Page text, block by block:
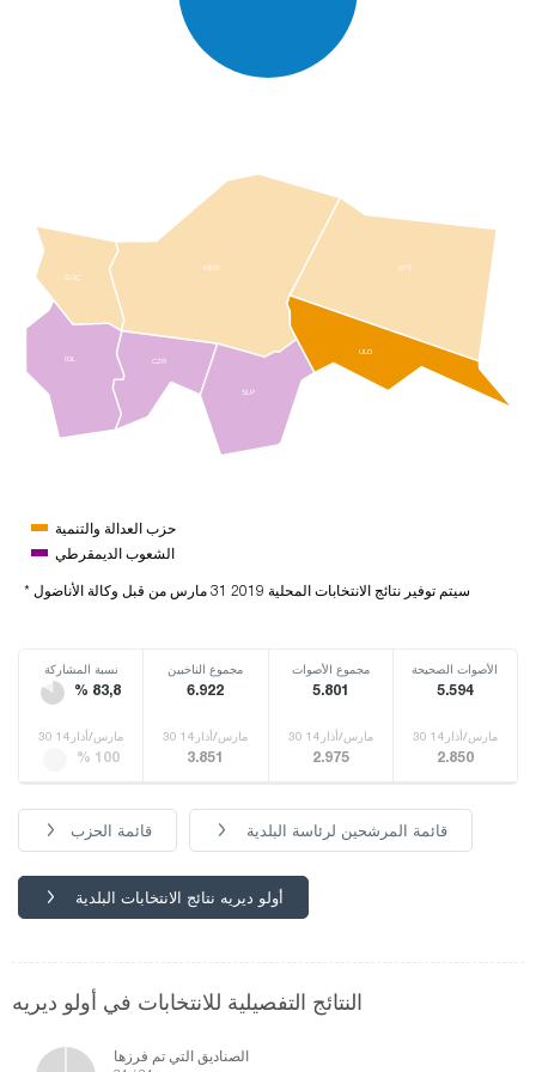
BYT
CZR
İDL
SLP
MER
ULD
GÜÇ
حزب العدالة والتنمية
الشعوب الديمقرطي
* سيتم توفير نتائج الانتخابات المحلية 2019 31 مارس من قبل وكالة الأناضول
نسبة المشاركة
% 83,8
مجموع الناخبين
6.922
مجموع الأصوات
5.801
الأصوات الصحيحة
5.594
30 مارس/أذار14
% 100
30 مارس/أذار14
3.851
30 مارس/أذار14
2.975
30 مارس/أذار14
2.850
قائمة الحزب قائمة المرشحين لرئاسة البلدية
أولو ديريه نتائج الانتخابات البلدية
النتائج التفصيلية للانتخابات في أولو ديريه
الصناديق التي تم فرزها